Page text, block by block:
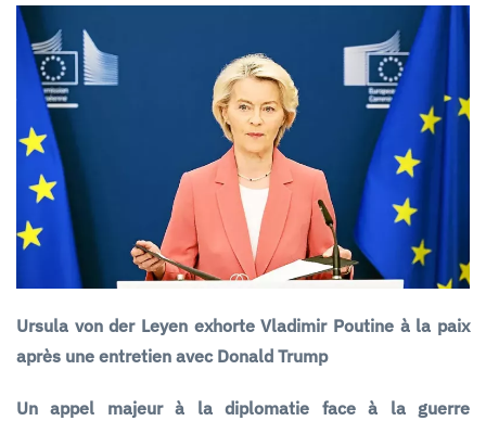
Ursula von der Leyen exhorte Vladimir Poutine à la paix
après une entretien avec Donald Trump
Un appel majeur à la diplomatie face à la guerre